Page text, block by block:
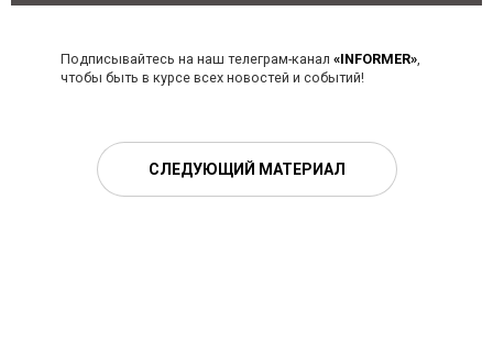
Подписывайтесь на наш телеграм-канал «INFORMER»,
чтобы быть в курсе всех новостей и событий!
СЛЕДУЮЩИЙ МАТЕРИАЛ